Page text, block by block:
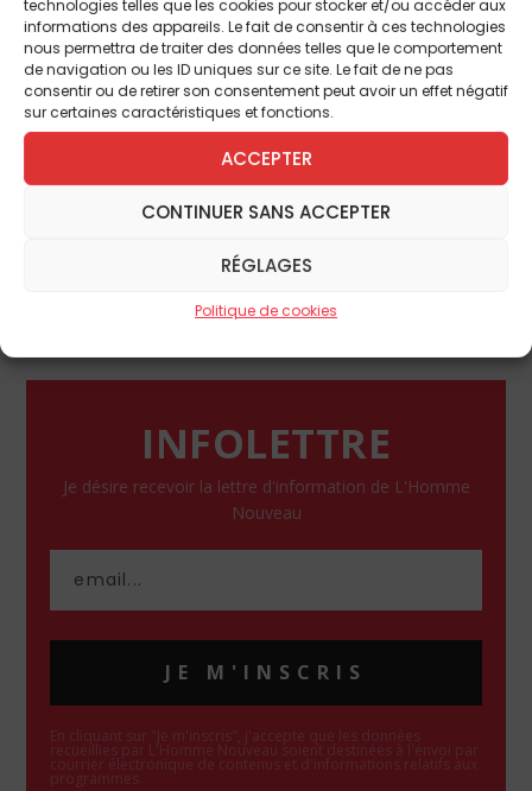
technologies telles que les cookies pour stocker et/ou accéder aux
informations des appareils. Le fait de consentir à ces technologies
nous permettra de traiter des données telles que le comportement
de navigation ou les ID uniques sur ce site. Le fait de ne pas
consentir ou de retirer son consentement peut avoir un effet négatif
sur certaines caractéristiques et fonctions.
ACCEPTER
CONTINUER SANS ACCEPTER
RÉGLAGES
Politique de cookies
notre temps deviennent l’arrière-plan nous
reliant à la scène, tout cela donne une
densité à ce moment unique de la
représentation, dont normalement on ne
sort pas exactement comme on y était
entré. Le théâtre ! À voir et revoir…
Montmartre, Paris IXe. Les 2, 3, 7, 14, 20, 21, 28,
1er octobre à 17 h ( suite non encore
programmée). Tél. : 01 47 70 32 75.
INFOLETTRE
Je désire recevoir la lettre d'information de L'Homme
Nouveau
JE M'INSCRIS
En cliquant sur "Je m'inscris", j'accepte que les données
recueillies par L'Homme Nouveau soient destinées à l'envoi par
courrier électronique de contenus et d'informations relatifs aux
programmes.